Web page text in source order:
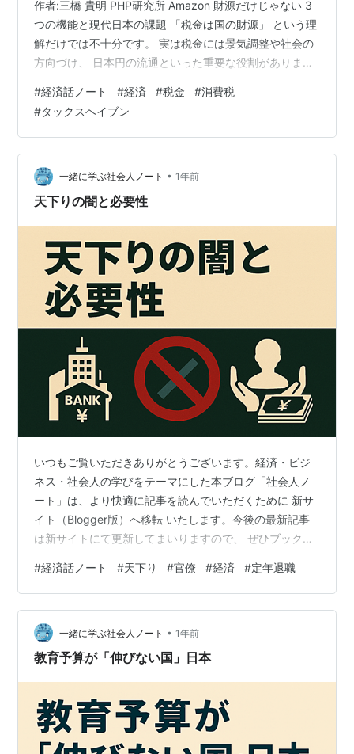
作者:三橋 貴明 PHP研究所 Amazon 財源だけじゃない 3
つの機能と現代日本の課題 「税金は国の財源」 という理
解だけでは不十分です。 実は税金には景気調整や社会の
方向づけ、 日本円の流通といった重要な役割がありま
のためにある？ 毎月の給与明細を見ると、 所得税や住民
税が引かれているのを目にします。 コンビニで買い物を
すれば消費税を支払います。 私たちの生活に身近な税金
ですが、 その本当の役割について 考えたことはあるでし
ょうか。 「税金の役割は何ですか？」と聞かれると、 多
くの人…
#経済話ノート #経済 #税金 #消費税
#タックスヘイブン
一緒に学ぶ社会人ノート • 1年前
天下りの闇と必要性
いつもご覧いただきありがとうございます。経済・ビジ
ネス・社会人の学びをテーマにした本ブログ「社会人ノ
ート」は、より快適に記事を読んでいただくために 新サ
イト（Blogger版）へ移転 いたします。今後の最新記事
は新サイトにて更新してまいりますので、 ぜひブックマ
学ぶ社会人ノート ※数日はこちらと併記し9/20過ぎ頃を
目処に完全移転致します。 既存の記事自体はこちらに残
ります。 日本社会に根付く 官僚OBの再就職システムを
考える 日本が自滅する日 「官制経済体制」が国民のお金
を食い尽くす！ 作者:石井 紘基 PHP研究所 Amazon 「天
#経済話ノート #天下り #官僚 #経済 #定年退職
一緒に学ぶ社会人ノート • 1年前
教育予算が「伸びない国」日本